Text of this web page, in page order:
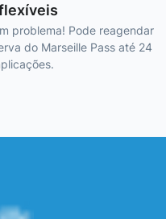
problema! Pode reagendar
do Marseille Pass até 24